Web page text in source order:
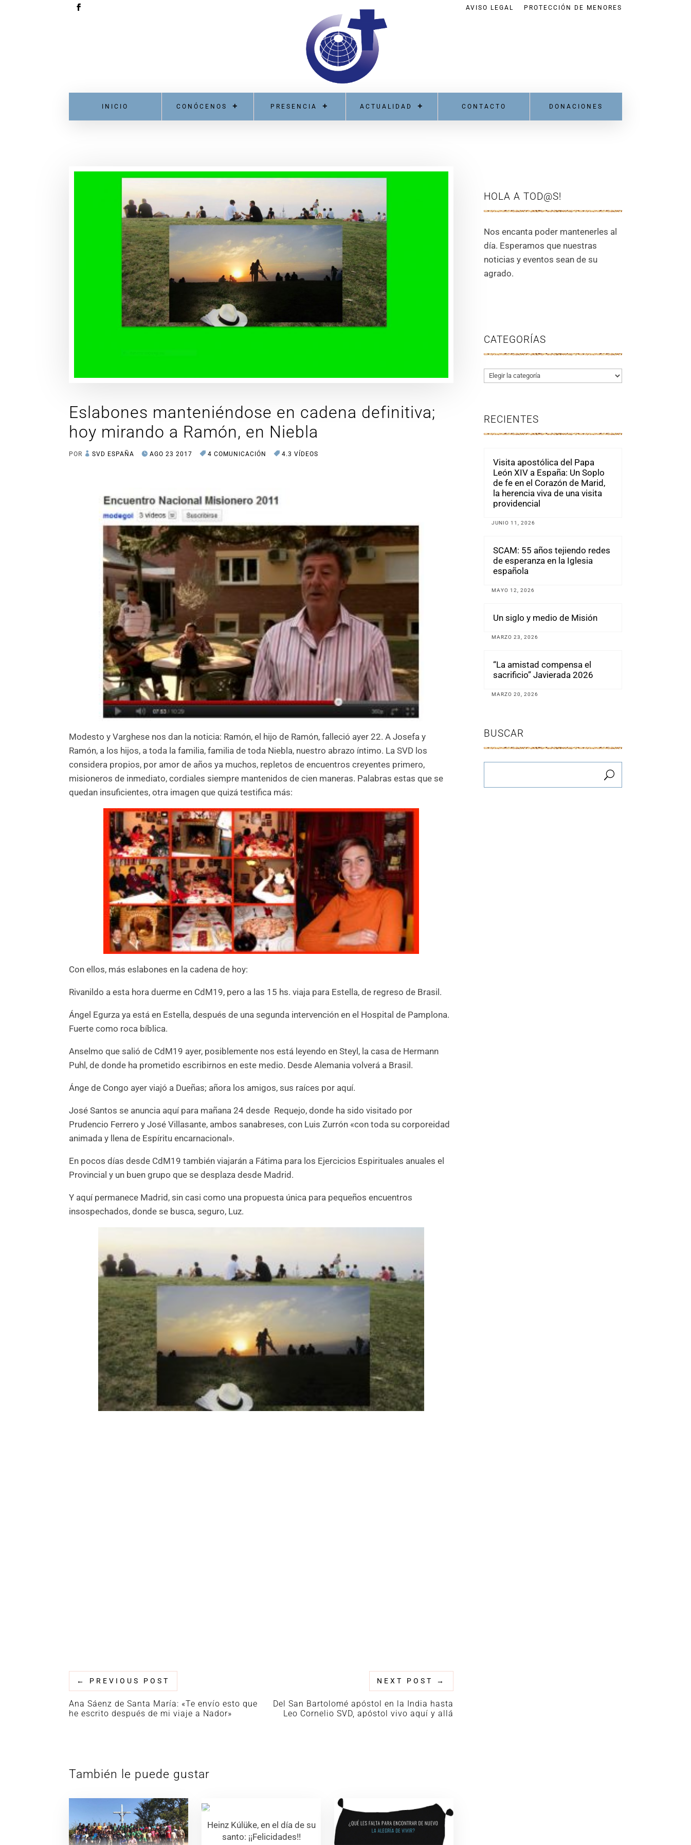
AVISO LEGAL PROTECCIÓN DE MENORES
INICIO CONÓCENOS PRESENCIA ACTUALIDAD CONTACTO DONACIONES
Eslabones manteniéndose en cadena definitiva;
hoy mirando a Ramón, en Niebla
POR SVD ESPAÑA AGO 23 2017 4 COMUNICACIÓN 4.3 VÍDEOS
Modesto y Varghese nos dan la noticia: Ramón, el hijo de Ramón, falleció ayer 22. A Josefa y
Ramón, a los hijos, a toda la familia, familia de toda Niebla, nuestro abrazo íntimo. La SVD los
considera propios, por amor de años ya muchos, repletos de encuentros creyentes primero,
misioneros de inmediato, cordiales siempre mantenidos de cien maneras. Palabras estas que se
quedan insuficientes, otra imagen que quizá testifica más:
Con ellos, más eslabones en la cadena de hoy:
Rivanildo a esta hora duerme en CdM19, pero a las 15 hs. viaja para Estella, de regreso de Brasil.
Ángel Egurza ya está en Estella, después de una segunda intervención en el Hospital de Pamplona.
Fuerte como roca bíblica.
Anselmo que salió de CdM19 ayer, posiblemente nos está leyendo en Steyl, la casa de Hermann
Puhl, de donde ha prometido escribirnos en este medio. Desde Alemania volverá a Brasil.
Ánge de Congo ayer viajó a Dueñas; añora los amigos, sus raíces por aquí.
José Santos se anuncia aquí para mañana 24 desde Requejo, donde ha sido visitado por
Prudencio Ferrero y José Villasante, ambos sanabreses, con Luis Zurrón «con toda su corporeidad
animada y llena de Espíritu encarnacional».
En pocos días desde CdM19 también viajarán a Fátima para los Ejercicios Espirituales anuales el
Provincial y un buen grupo que se desplaza desde Madrid.
Y aquí permanece Madrid, sin casi como una propuesta única para pequeños encuentros
insospechados, donde se busca, seguro, Luz.
← PREVIOUS POST
Ana Sáenz de Santa María: «Te envío esto que
he escrito después de mi viaje a Nador»
NEXT POST →
Del San Bartolomé apóstol en la India hasta
Leo Cornelio SVD, apóstol vivo aquí y allá
También le puede gustar
Heinz Kúlüke, en el día de su
santo: ¡¡Felicidades!!
HOLA A TOD@S!
Nos encanta poder mantenerles al
día. Esperamos que nuestras
noticias y eventos sean de su
agrado.
CATEGORÍAS
Categorías
RECIENTES
Visita apostólica del Papa
León XIV a España: Un Soplo
de fe en el Corazón de Marid,
la herencia viva de una visita
providencial
JUNIO 11, 2026
SCAM: 55 años tejiendo redes
de esperanza en la Iglesia
española
MAYO 12, 2026
Un siglo y medio de Misión
MARZO 23, 2026
“La amistad compensa el
sacrificio” Javierada 2026
MARZO 20, 2026
BUSCAR